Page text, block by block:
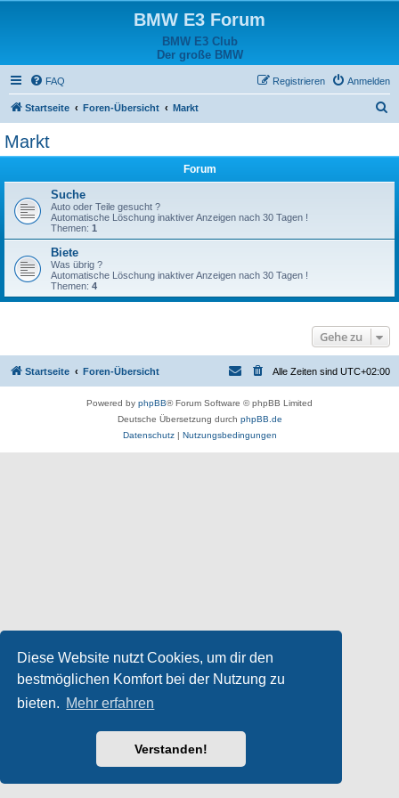
Diese Website nutzt Cookies, um dir den
bestmöglichen Komfort bei der Nutzung zu
bieten. Mehr erfahren
Verstanden!
BMW E3 Forum
BMW E3 Club
Der große BMW
FAQ Anmelden
Registrieren
Startseite Foren-Übersicht Markt
Markt
Forum
Suche
Auto oder Teile gesucht ?
Automatische Löschung inaktiver Anzeigen nach 30 Tagen !
Themen: 1
Biete
Was übrig ?
Automatische Löschung inaktiver Anzeigen nach 30 Tagen !
Themen: 4
Gehe zu
Startseite Foren-Übersicht Alle Zeiten sind UTC+02:00
Powered by phpBB® Forum Software © phpBB Limited
Deutsche Übersetzung durch phpBB.de
Datenschutz| Nutzungsbedingungen